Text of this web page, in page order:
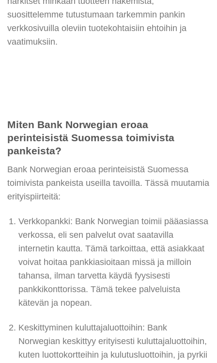
suosittelemme tutustumaan tarkemmin pankin
verkkosivuilla oleviin tuotekohtaisiin ehtoihin ja
vaatimuksiin.
Miten Bank Norwegian eroaa
perinteisistä Suomessa toimivista
pankeista?
Bank Norwegian eroaa perinteisistä Suomessa
toimivista pankeista useilla tavoilla. Tässä muutamia
erityispiirteitä:
Verkkopankki: Bank Norwegian toimii pääasiassa
verkossa, eli sen palvelut ovat saatavilla
internetin kautta. Tämä tarkoittaa, että asiakkaat
voivat hoitaa pankkiasioitaan missä ja milloin
tahansa, ilman tarvetta käydä fyysisesti
pankkikonttorissa. Tämä tekee palveluista
kätevän ja nopean.
Keskittyminen kuluttajaluottoihin: Bank
Norwegian keskittyy erityisesti kuluttajaluottoihin,
kuten luottokortteihin ja kulutusluottoihin, ja pyrkii